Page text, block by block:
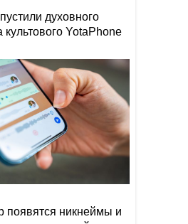
духовного
культового YotaPhone
появятся никнеймы и